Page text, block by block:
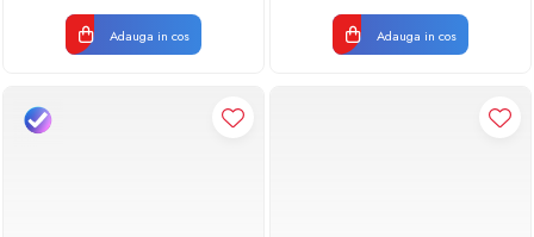
Adauga in cos Adauga in cos